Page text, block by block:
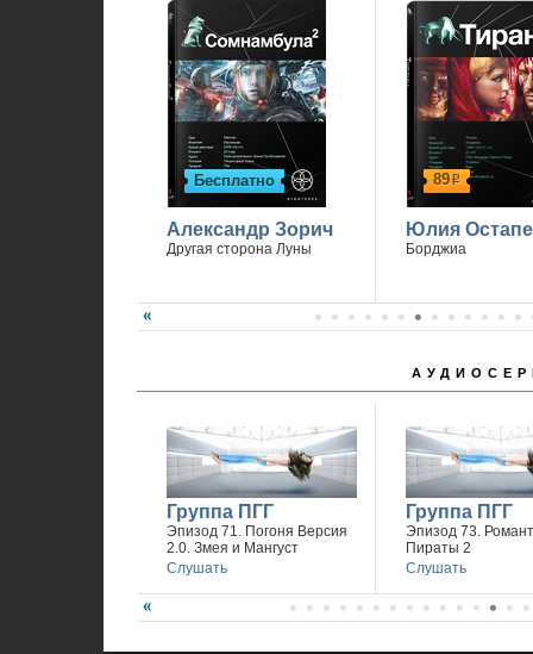
Бесплатно
Александр Зорич
Другая сторона Луны
89р
Юлия
Борджиа
Группа ПГГ
Эпизод 71. Погоня Версия
2.0. Змея и Мангуст
Слушать
Группа ПГГ
Эпизод 73.
Пираты 2
Слушать